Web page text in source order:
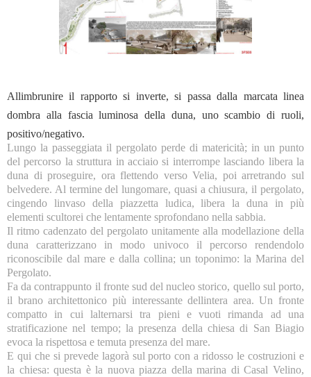
Allimbrunire il rapporto si inverte, si passa dalla marcata linea
dombra alla fascia luminosa della duna, uno scambio di ruoli,
positivo/negativo.
Lungo la passeggiata il pergolato perde di matericità; in un punto
del percorso la struttura in acciaio si interrompe lasciando libera la
duna di proseguire, ora flettendo verso Velia, poi arretrando sul
belvedere. Al termine del lungomare, quasi a chiusura, il pergolato,
cingendo linvaso della piazzetta ludica, libera la duna in più
elementi scultorei che lentamente sprofondano nella sabbia.
Il ritmo cadenzato del pergolato unitamente alla modellazione della
duna caratterizzano in modo univoco il percorso rendendolo
riconoscibile dal mare e dalla collina; un toponimo: la Marina del
Pergolato.
Fa da contrappunto il fronte sud del nucleo storico, quello sul porto,
il brano architettonico più interessante dellintera area. Un fronte
compatto in cui lalternarsi tra pieni e vuoti rimanda ad una
stratificazione nel tempo; la presenza della chiesa di San Biagio
evoca la rispettosa e temuta presenza del mare.
E qui che si prevede lagorà sul porto con a ridosso le costruzioni e
la chiesa: questa è la nuova piazza della marina di Casal Velino,